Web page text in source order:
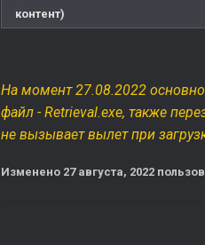
контент)
На момент 27.08.2022
файл - Retrieval.exe, также
не вызывает вылет при
Изменено 27 августа, 2022